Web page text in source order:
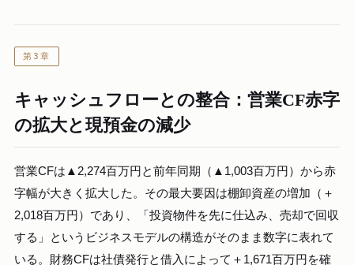
第3章
キャッシュフローとの整合：営業CF赤字
の拡大と現預金の減少
営業CFは▲2,274百万円と前年同期（▲1,003百万円）から赤
字幅が大きく拡大した。その最大要因は棚卸資産の増加（＋
2,018百万円）であり、「投資物件を先に仕込み、売却で回収
する」というビジネスモデルの構造がそのまま数字に表れて
いる。財務CFは社債発行と借入によって＋1,671百万円を確